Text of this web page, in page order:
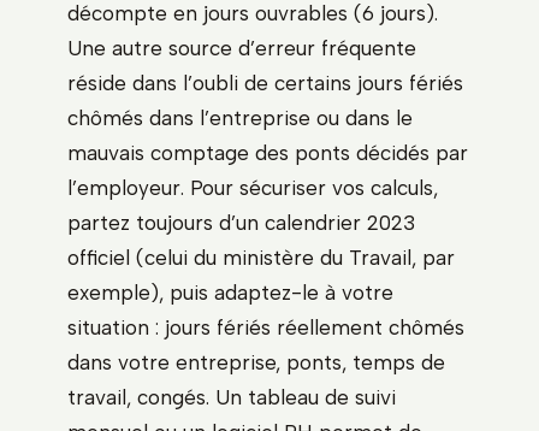
décompte en jours ouvrables (6 jours).
Une autre source d’erreur fréquente
réside dans l’oubli de certains jours fériés
chômés dans l’entreprise ou dans le
mauvais comptage des ponts décidés par
l’employeur. Pour sécuriser vos calculs,
partez toujours d’un calendrier 2023
officiel (celui du ministère du Travail, par
exemple), puis adaptez-le à votre
situation : jours fériés réellement chômés
dans votre entreprise, ponts, temps de
travail, congés. Un tableau de suivi